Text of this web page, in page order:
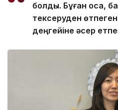
болды. Бұған қоса,
тексеруден өтпеген.
деңгейіне әсер